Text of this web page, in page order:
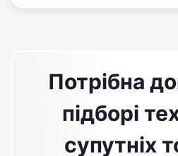
Потрібна
підборі
супутніх